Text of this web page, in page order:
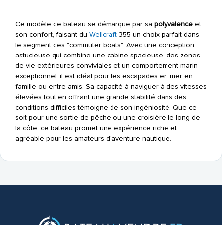
Ce modèle de bateau se démarque par sa polyvalenceet
son confort, faisant du Wellcraft355 un choix parfait dans
le segment des "commuter boats". Avec une conception
astucieuse qui combine une cabine spacieuse, des zones
de vie extérieures conviviales et un comportement marin
exceptionnel, il est idéal pour les escapades en mer en
famille ou entre amis. Sa capacité à naviguer à des vitesses
élevées tout en offrant une grande stabilité dans des
conditions difficiles témoigne de son ingéniosité. Que ce
soit pour une sortie de pêche ou une croisière le long de
la côte, ce bateau promet une expérience riche et
agréable pour les amateurs d'aventure nautique.